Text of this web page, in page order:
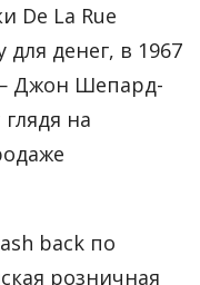
De La Rue
денег, в 1967
Джон Шепард-
на
back по
розничная